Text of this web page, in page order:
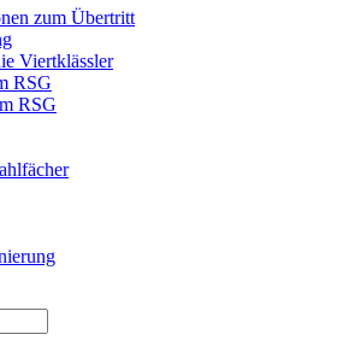
zum Übertritt
Viertklässler
RSG
RSG